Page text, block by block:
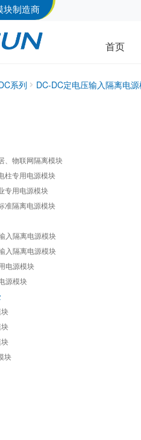
块制造商
首页
系列 DC-DC定电压输入隔离电
、物联网隔离模块
柱专用电源模块
专用电源模块
准隔离电源模块
入隔离电源模块
入隔离电源模块
电源模块
源模块
块